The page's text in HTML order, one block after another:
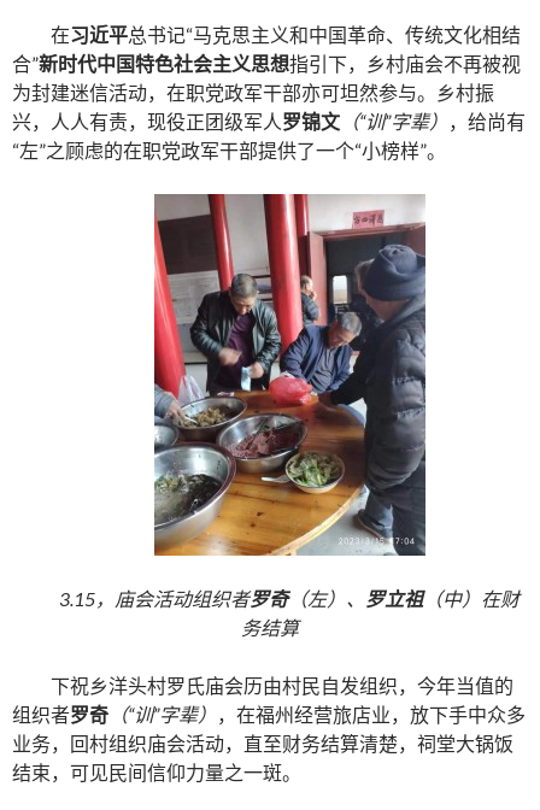
在习近平总书记“马克思主义和中国革命、传统文化相结
合”新时代中国特色社会主义思想指引下，乡村庙会不再被视
为封建迷信活动，在职党政军干部亦可坦然参与。乡村振
兴，人人有责，现役正团级军人罗锦文 （“训”字辈） ，给尚有
“左”之顾虑的在职党政军干部提供了一个“小榜样”。
3.15，庙会活动组织者罗奇（左）、 罗立祖（中）在财
务结算
下祝乡洋头村罗氏庙会历由村民自发组织，今年当值的
组织者罗奇 （“训”字辈） ，在福州经营旅店业，放下手中众多
业务，回村组织庙会活动，直至财务结算清楚，祠堂大锅饭
结束，可见民间信仰力量之一斑。